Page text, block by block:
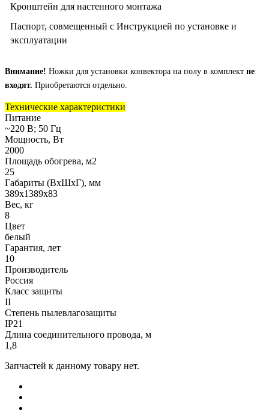
Кронштейн для настенного монтажа
Паспорт, совмещенный с Инструкцией по установке и
эксплуатации
Внимание! Ножки для установки конвектора на полу в комплект не
входят. Приобретаются отдельно.
Технические характеристики
Питание
~220 В; 50 Гц
Мощность, Вт
2000
Площадь обогрева, м2
25
Габариты (ВхШхГ), мм
389х1389х83
Вес, кг
8
Цвет
белый
Гарантия, лет
10
Производитель
Россия
Класс защиты
II
Степень пылевлагозащиты
IP21
Длина соединительного провода, м
1,8
Запчастей к данному товару нет.